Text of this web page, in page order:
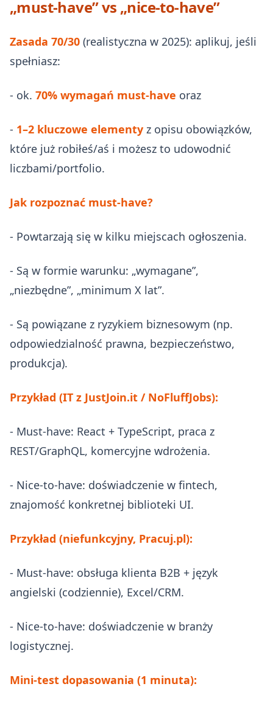
„must-have” vs „nice-to-have”
Zasada 70/30 (realistyczna w 2025): aplikuj, jeśli
spełniasz:
- ok. 70% wymagań must-have oraz
- 1–2 kluczowe elementy z opisu obowiązków,
które już robiłeś/aś i możesz to udowodnić
liczbami/portfolio.
Jak rozpoznać must-have?
- Powtarzają się w kilku miejscach ogłoszenia.
- Są w formie warunku: „wymagane”,
„niezbędne”, „minimum X lat”.
- Są powiązane z ryzykiem biznesowym (np.
odpowiedzialność prawna, bezpieczeństwo,
produkcja).
Przykład (IT z JustJoin.it / NoFluffJobs):
- Must-have: React + TypeScript, praca z
REST/GraphQL, komercyjne wdrożenia.
- Nice-to-have: doświadczenie w fintech,
znajomość konkretnej biblioteki UI.
Przykład (niefunkcyjny, Pracuj.pl):
- Must-have: obsługa klienta B2B + język
angielski (codziennie), Excel/CRM.
- Nice-to-have: doświadczenie w branży
logistycznej.
Mini-test dopasowania (1 minuta):